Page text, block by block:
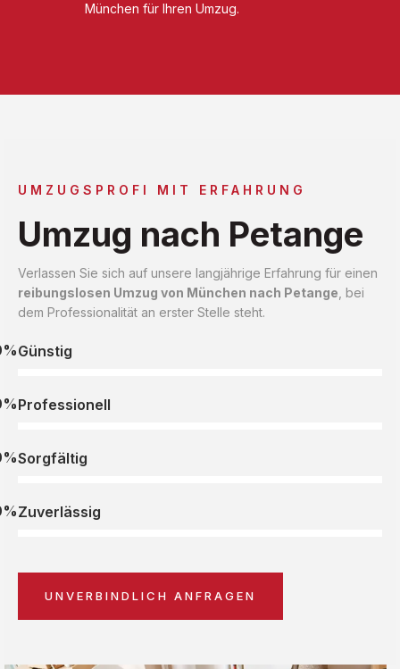
München für Ihren Umzug.
UMZUGSPROFI MIT ERFAHRUNG
Umzug nach Petange
Verlassen Sie sich auf unsere langjährige Erfahrung für einen
reibungslosen Umzug von München nach Petange , bei
dem Professionalität an erster Stelle steht.
Günstig
Professionell
Sorgfältig
Zuverlässig
UNVERBINDLICH ANFRAGEN